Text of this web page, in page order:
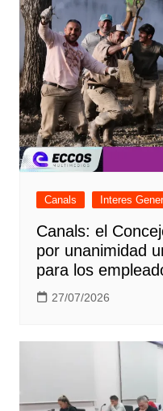
Canals Interes
Canals: el
por unanimidad
para los
27/07/2026